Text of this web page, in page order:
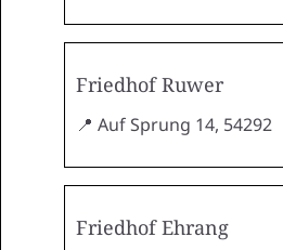
Friedhof Ruwer
📍 Auf Sprung 14, 54292
Friedhof Ehrang